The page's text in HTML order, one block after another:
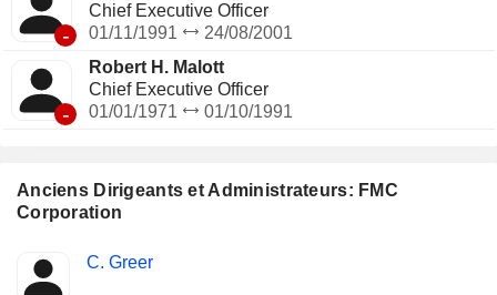
Anciens Dirigeants et Administrateurs: FMC
Corporation
Insider
Fonctions
C. Greer
-
Chief Executive Officer
01/11/1991
24/08/2001
-
Robert H. Malott
Chief Executive Officer
01/01/1971
01/10/1991